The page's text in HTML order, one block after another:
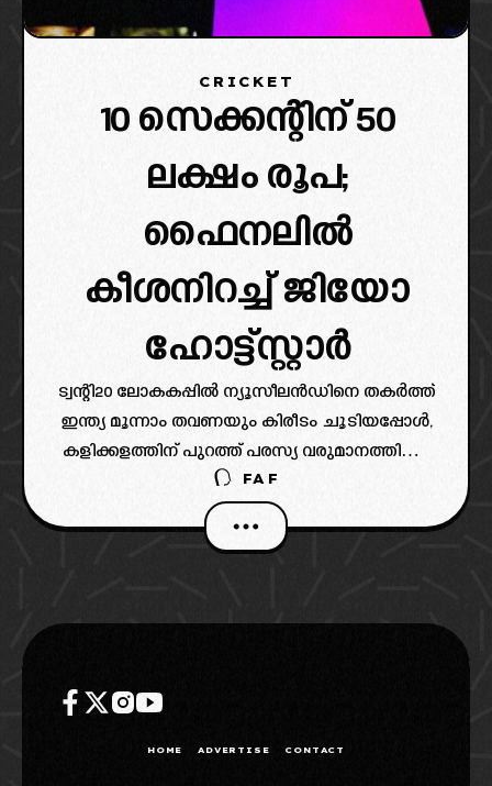
CRICKET
10 സെക്കന്റിന് 50
ലക്ഷം രൂപ;
ഫൈനലിൽ
കീശനിറച്ച് ജിയോ
ഹോട്ട്സ്റ്റാർ
ട്വന്റി20 ലോകകപ്പിൽ ന്യൂസീലൻഡിനെ തകർത്ത്
ഇന്ത്യ മൂന്നാം തവണയും കിരീടം ചൂടിയപ്പോൾ,
കളിക്കളത്തിന് പുറത്ത് പരസ്യ വരുമാനത്തിലും
റെക്കോർഡുകൾ തകർന്നു. ഇന്ത്യ ഫൈനലിൽ
പ്രവേശിച്ചതോടെ പരസ്യദാതാക്കളുടെ വൻ
തിരക്കാണ് അനുഭവപ്പെട്ടത് (India T20 World
FAF
HOME ADVERTISE CONTACT